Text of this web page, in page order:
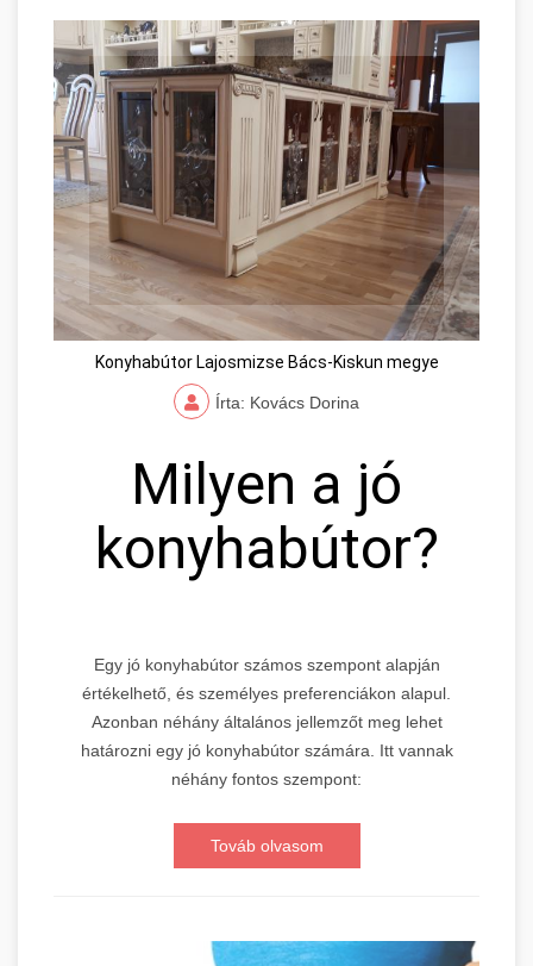
Konyhabútor Lajosmizse Bács-Kiskun megye
Írta: Kovács Dorina
Milyen a jó
konyhabútor?
Egy jó konyhabútor számos szempont alapján
értékelhető, és személyes preferenciákon alapul.
Azonban néhány általános jellemzőt meg lehet
határozni egy jó konyhabútor számára. Itt vannak
néhány fontos szempont:
Továb olvasom